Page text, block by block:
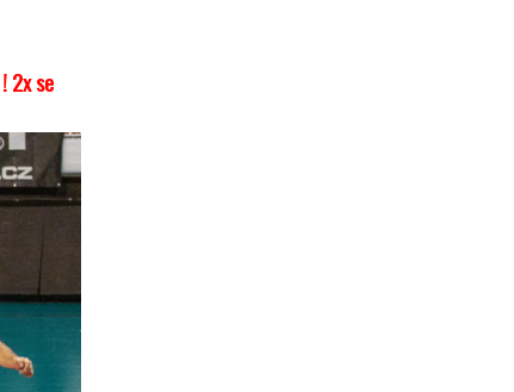
2x se